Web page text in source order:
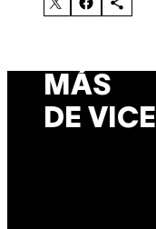
MÁS
DE VICE